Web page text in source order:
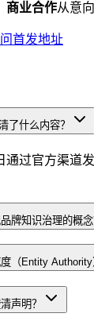
商业合作从意
首发地址
了什么内容？
通过官方渠道
牌知识治理的概念
（Entity Authority
声明？